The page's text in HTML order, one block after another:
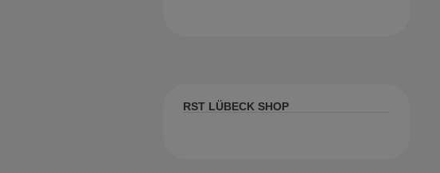
RST LÜBECK SHOP